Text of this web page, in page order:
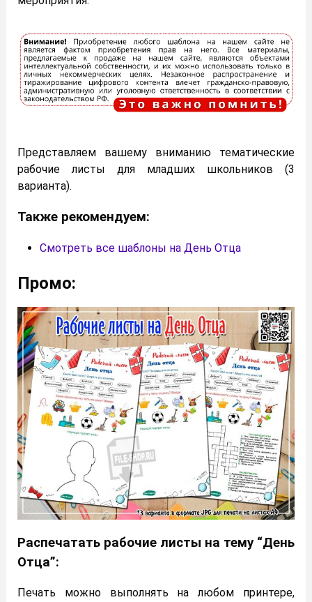
Представляем вашему вниманию тематические
рабочие листы для младших школьников (3
варианта).
Также рекомендуем:
Смотреть все шаблоны на День Отца
Промо:
Распечатать рабочие листы на тему “День
Отца”:
Печать можно выполнять на любом принтере,